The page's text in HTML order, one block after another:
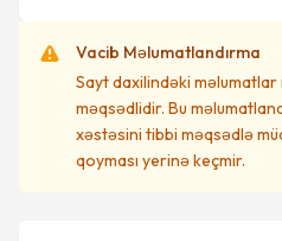
Vacib Məlumatlandırma
Sayt daxilindəki məlumatlar
məqsədlidir. Bu
xəstəsini tibbi məqsədlə
qoyması yerinə keçmir.